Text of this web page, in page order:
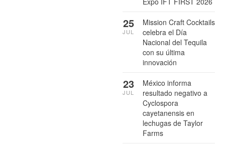
Mission Craft Cocktails
celebra el Día
Nacional del Tequila
con su última
innovación
25
JUL
México informa
resultado negativo a
Cyclospora
cayetanensis en
lechugas de Taylor
Farms
23
JUL